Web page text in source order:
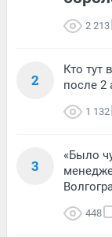
2 213
2
Кто тут
после 2
1 132
3
«Было
448